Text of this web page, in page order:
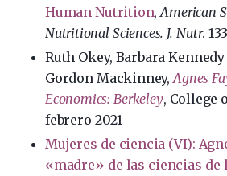
Human Nutrition,American
Nutritional Sciences. J. Nutr.
Ruth Okey, Barbara
Gordon Mackinney, Agnes
Economics: Berkeley, College
febrero 2021
Mujeres de ciencia (VI):
«madre» de las ciencias